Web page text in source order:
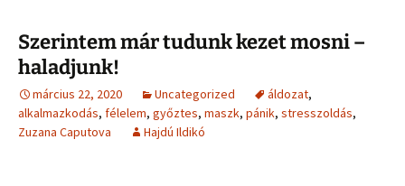
Szerintem már tudunk kezet mosni –
haladjunk!
március 22, 2020 Uncategorized áldozat,
alkalmazkodás, félelem, győztes, maszk, pánik, stresszoldás,
Zuzana Caputova
Hajdú Ildikó